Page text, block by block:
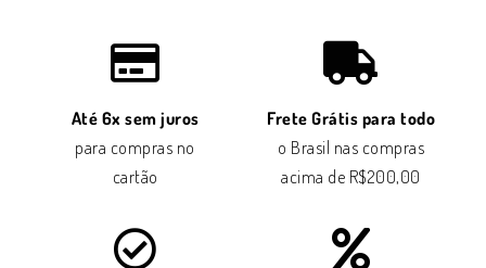
Até 6x sem juros
para compras no
cartão
Frete Grátis para todo
o Brasil nas compras
acima de R$200,00